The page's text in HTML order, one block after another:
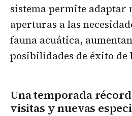
sistema permite adaptar
aperturas a las
fauna acuática,
posibilidades de éxito
Una temporada
visitas y nuevas